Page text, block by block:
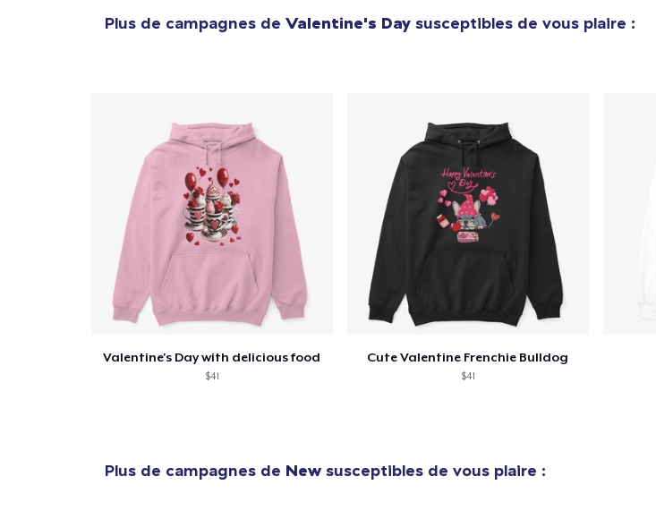
Plus de campagnes de Valentine's Day susceptibles de vous plaire :
Valentine's Day with delicious food
$41
Cute Valentine Frenchie Bulldog
$41
Plus de campagnes de Newsusceptibles de vous plaire :